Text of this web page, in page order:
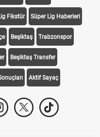
Fikstür Süper Lig Haberleri
Beşiktaş Trabzonspor
Beşiktaş Transfer
Aktif Sayaç